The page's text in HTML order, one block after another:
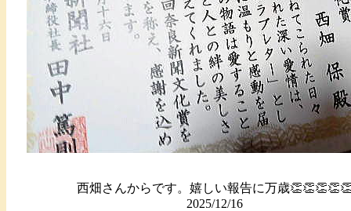
西畑さんからです。嬉しい報告に万歳
2025/12/16